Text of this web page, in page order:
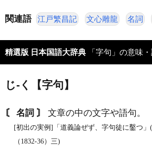
関連語 江戸繁昌記 文心雕龍 名詞
精選版 日本国語大辞典 「字句」の意味
じ‐く【字句】
〘 名詞 〙 文章の中の文字や語句。
[初出の実例]「道義論ぜず、字句徒に鑿つ
（1832‐36）三)